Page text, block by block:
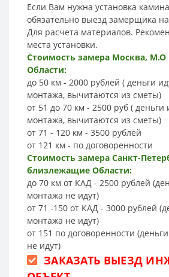
Если Вам нужна установка
обязательно выезд замерщика
Для расчета материалов.
места установки.
Стоимость замера Москва,
Области:
до 50 км - 2000 рублей ( деньги
монтажа, вычитаются из сметы)
от 51 до 70 км - 2500 руб ( деньги
монтажа, вычитаются из сметы)
от 71 - 120 км - 3500 рублей
от 121 км - по договоренности
Стоимость замера Санкт-
близлежащие Области:
до 70 км от КАД - 2500 рублей
монтажа не идут)
от 71 -150 от КАД - 3000 рублей
монтажа не идут)
от 151 по договоренности
не идут)
ЗАКАЗАТЬ ВЫЕЗД